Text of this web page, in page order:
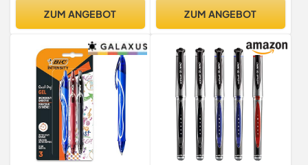
ZUM ANGEBOT
weiche, präzise Striche
| E-733901 00
ZUM ANGEBOT